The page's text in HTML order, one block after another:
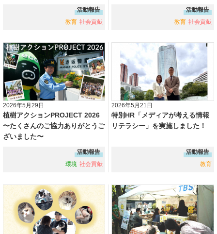
活動報告
教育 社会貢献
活動報告
教育 社会貢献
2026年5月29日
植樹アクションPROJECT 2026
〜たくさんのご協力ありがとうご
ざいました〜
活動報告
環境 社会貢献
2026年5月21日
特別HR「メディアが考える情報
リテラシー」を実施しました！
活動報告
教育